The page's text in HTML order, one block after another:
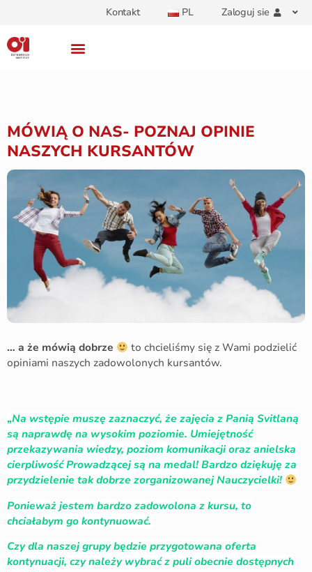
Kontakt PL Zaloguj sie
MÓWIĄ O NAS- POZNAJ OPINIE
NASZYCH KURSANTÓW
… a że mówią dobrze
to chcieliśmy się z Wami podzielić
opiniami naszych zadowolonych kursantów.
„Na wstępie muszę zaznaczyć, że zajęcia z Panią Svitlaną
są naprawdę na wysokim poziomie. Umiejętność
przekazywania wiedzy, poziom komunikacji oraz anielska
cierpliwość Prowadzącej są na medal! Bardzo dziękuję za
przydzielenie tak dobrze zorganizowanej Nauczycielki!
Ponieważ jestem bardzo zadowolona z kursu, to
chciałabym go kontynuować.
Czy dla naszej grupy będzie przygotowana oferta
kontynuacji, czy należy wybrać z puli obecnie dostępnych